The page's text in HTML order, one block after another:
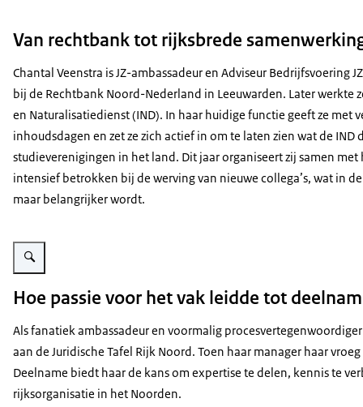
Van rechtbank tot rijksbrede
Chantal Veenstra is JZ-ambassadeur en Adviseur Bedrijfsvoering
bij de Rechtbank Noord-Nederland in Leeuwarden. Later werkte
en Naturalisatiedienst (IND). In haar huidige functie geeft ze met
inhoudsdagen en zet ze zich actief in om te laten zien wat de
studieverenigingen in het land. Dit jaar organiseert zij samen
intensief betrokken bij de werving van nieuwe collega’s, wat in
maar belangrijker wordt.
Vergroot afbeelding Foto van Chantal
Hoe passie voor het vak leidde tot
Als fanatiek ambassadeur en voormalig
aan de Juridische Tafel Rijk Noord. Toen haar manager haar
Deelname biedt haar de kans om expertise te delen, kennis te
rijksorganisatie in het Noorden.